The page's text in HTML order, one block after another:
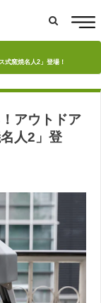
式窯焼名人2」登場！
アウトドア
人2」登